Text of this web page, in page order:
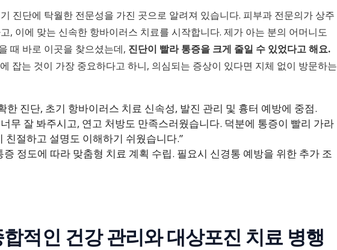
진단에 탁월한 전문성을 가진 곳으로 알려져 있습니다. 피부과 전문의가 상주
, 이에 맞는 신속한 항바이러스 치료를 시작합니다. 제가 아는 분의 어머니도
때 바로 이곳을 찾으셨는데, 진단이 빨라 통증을 크게 줄일 수 있었다고 해요.
잡는 것이 가장 중요하다고 하니, 의심되는 증상이 있다면 지체 없이 방문하는
한 진단, 초기 항바이러스 치료 신속성, 발진 관리 및 흉터 예방에 중점.
무 잘 봐주시고, 연고 처방도 만족스러웠습니다. 덕분에 통증이 빨리 가라
친절하고 설명도 이해하기 쉬웠습니다.”
증 정도에 따라 맞춤형 치료 계획 수립. 필요시 신경통 예방을 위한 추가 조
적인 건강 관리와 대상포진 치료 병행